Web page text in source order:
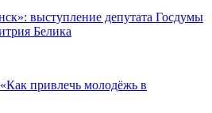
выступление депутата Госдумы
Белика
привлечь молодёжь в